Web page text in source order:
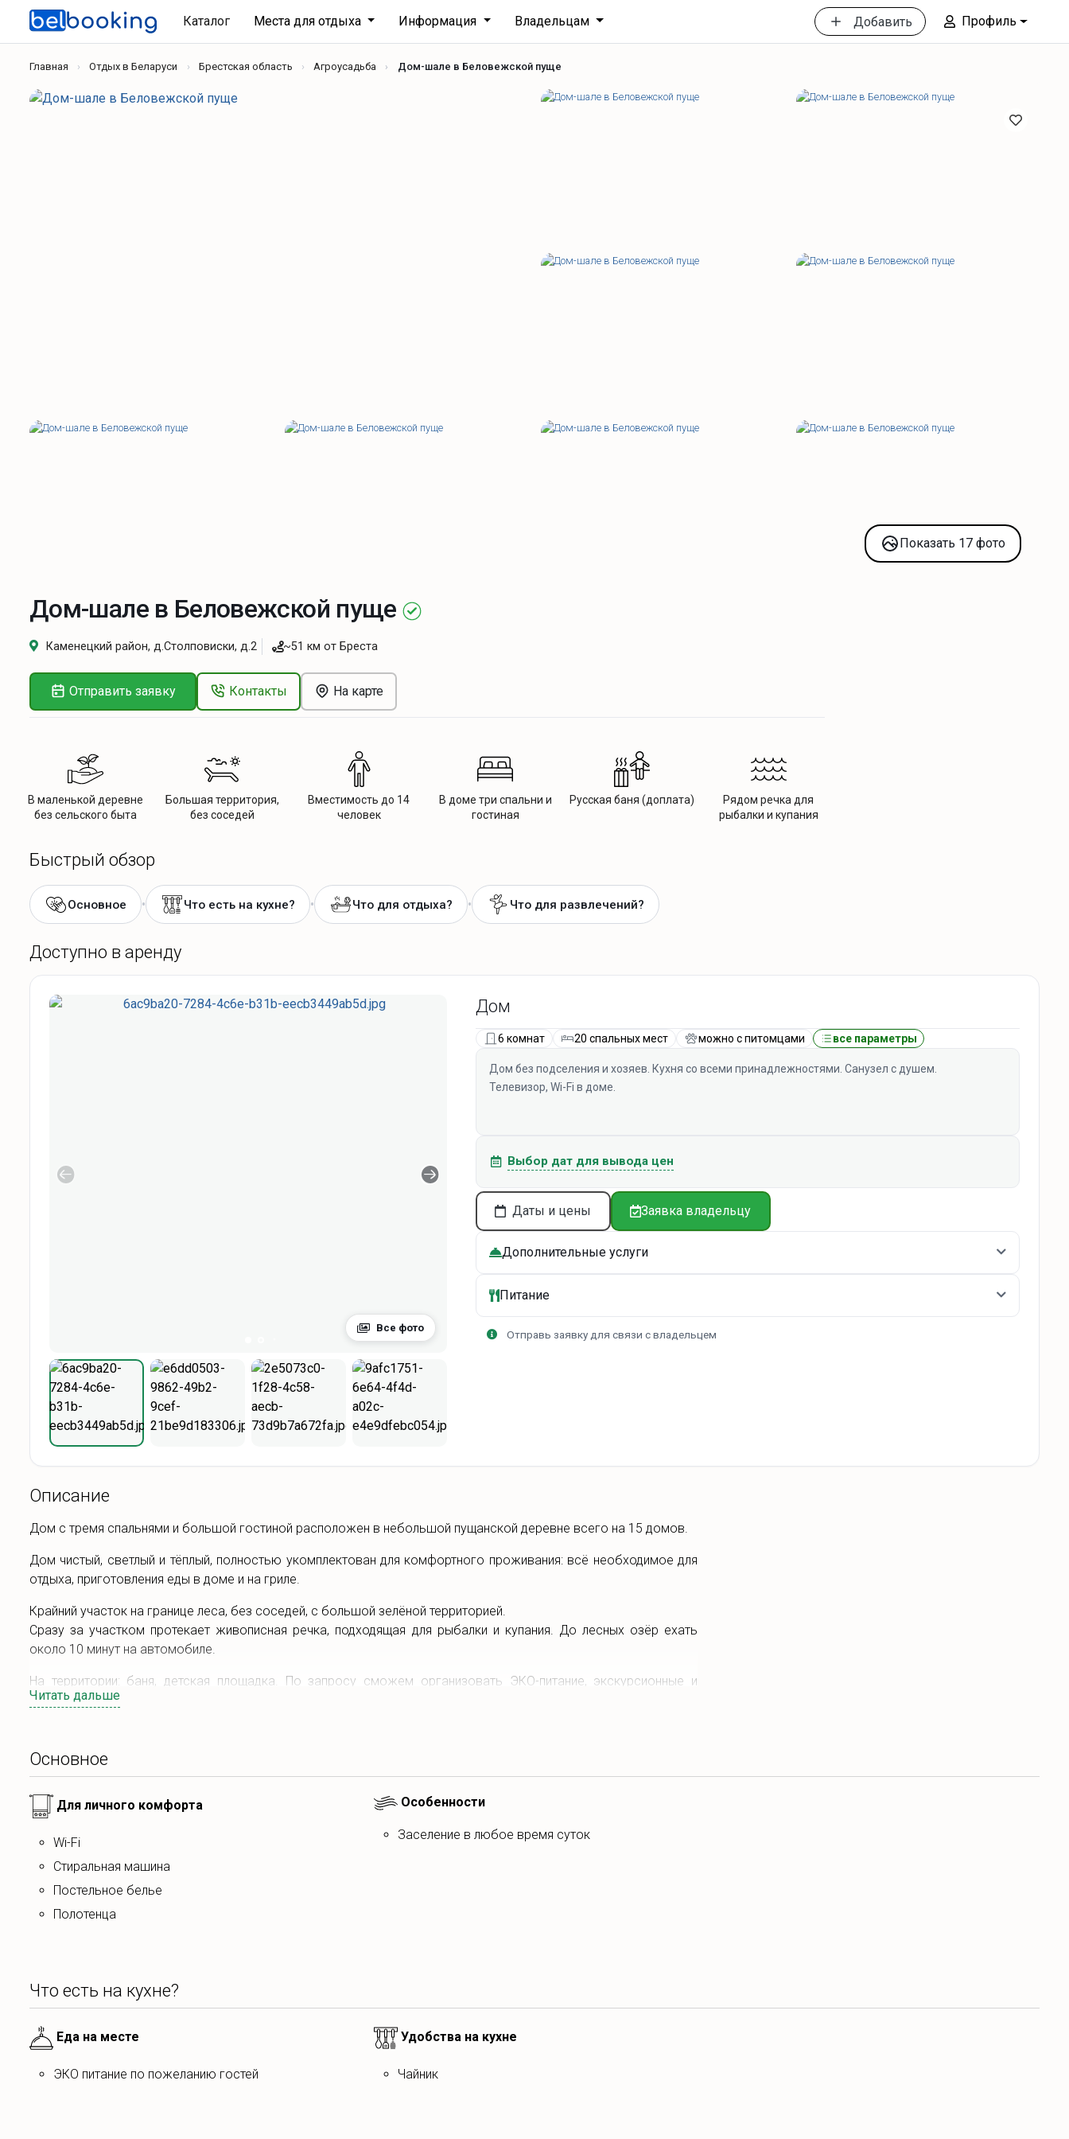
Каталог Места для отдыха Информация Владельцам Добавить Профиль
Главная Отдых в Беларуси Брестская область Агроусадьба Дом-шале в Беловежской пуще
Показать 17 фото
Дом-шале в Беловежской пуще
Каменецкий район, д.Столповиски, д.2 ~51 км от Бреста
Отправить заявку Контакты На карте
В маленькой деревне
без сельского быта
Большая территория,
без соседей
Вместимость до 14
человек
В доме три спальни и
гостиная
Русская баня (доплата)
Рядом речка для
рыбалки и купания
Быстрый обзор
Основное • Что есть на кухне? • Что для отдыха? • Что для развлечений?
Доступно в аренду
Все фото
Дом
6 комнат 20 спальных мест можно с питомцами все параметры
Дом без подселения и хозяев. Кухня со всеми принадлежностями. Санузел с душем.
Телевизор, Wi-Fi в доме.
Выбор дат для вывода цен
Даты и цены Заявка владельцу
Дополнительные услуги
Питание
Отправь заявку для связи с владельцем
Описание
Дом с тремя спальнями и большой гостиной расположен в небольшой пущанской деревне всего на 15 домов.
Дом чистый, светлый и тёплый, полностью укомплектован для комфортного проживания: всё необходимое для
отдыха, приготовления еды в доме и на гриле.
Крайний участок на границе леса, без соседей, с большой зелёной территорией.
Сразу за участком протекает живописная речка, подходящая для рыбалки и купания. До лесных озёр ехать
около 10 минут на автомобиле.
На территории: баня, детская площадка. По запросу сможем организовать ЭКО-питание, экскурсионные и
паломнические программы в этой местности.
Читать дальше
Основное
Для личного комфорта
Wi-Fi
Стиральная машина
постельное белье
полотенца
Особенности
Заселение в любое время суток
Что есть на кухне?
Еда на месте
ЭКО питание по пожеланию гостей
Удобства на кухне
Чайник